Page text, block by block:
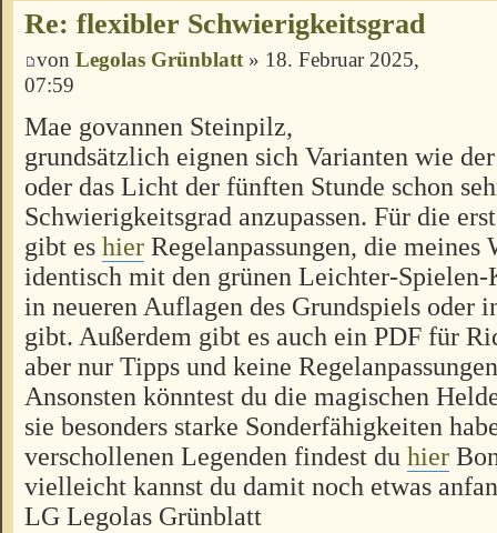
Re: flexibler Schwierigkeitsgrad
von Legolas Grünblatt » 18. Februar 2025,
07:59
Mae govannen Steinpilz,
grundsätzlich eignen sich Varianten wie
oder das Licht der fünften Stunde schon
Schwierigkeitsgrad anzupassen. Für die
gibt es hier Regelanpassungen, die meines
identisch mit den grünen Leichter-Spielen-
in neueren Auflagen des Grundspiels oder
gibt. Außerdem gibt es auch ein PDF für
aber nur Tipps und keine
Ansonsten könntest du die magischen
sie besonders starke Sonderfähigkeiten
verschollenen Legenden findest du hier
vielleicht kannst du damit noch etwas
LG Legolas Grünblatt